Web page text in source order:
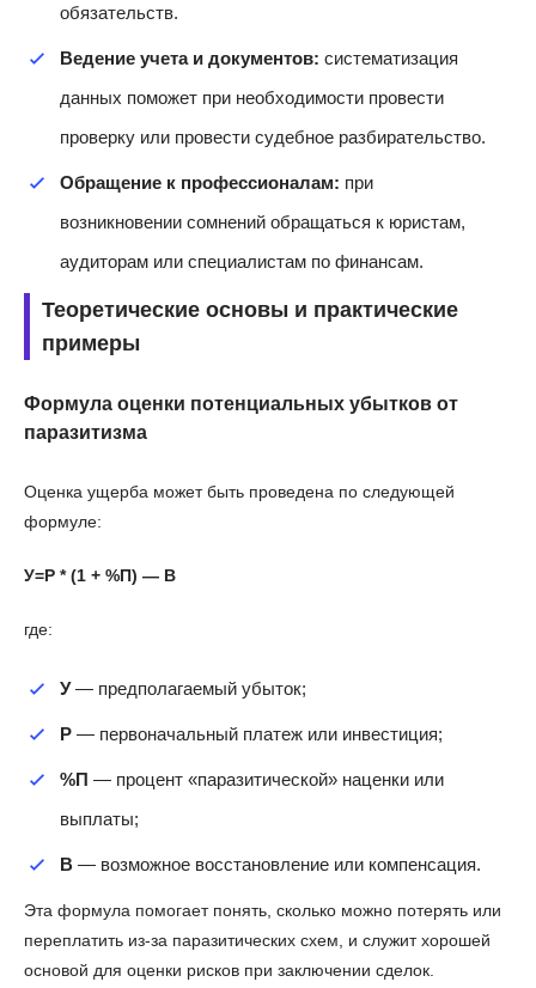
обязательств.
Ведение учета и документов: систематизация
данных поможет при необходимости провести
проверку или провести судебное разбирательство.
Обращение к профессионалам: при
возникновении сомнений обращаться к юристам,
аудиторам или специалистам по финансам.
Теоретические основы и практические
примеры
Формула оценки потенциальных убытков от
паразитизма
Оценка ущерба может быть проведена по следующей
формуле:
У=Р * (1 + %П) — В
где:
У— предполагаемый убыток;
Р — первоначальный платеж или инвестиция;
%П — процент «паразитической» наценки или
выплаты;
В — возможное восстановление или компенсация.
Эта формула помогает понять, сколько можно потерять или
переплатить из-за паразитических схем, и служит хорошей
основой для оценки рисков при заключении сделок.